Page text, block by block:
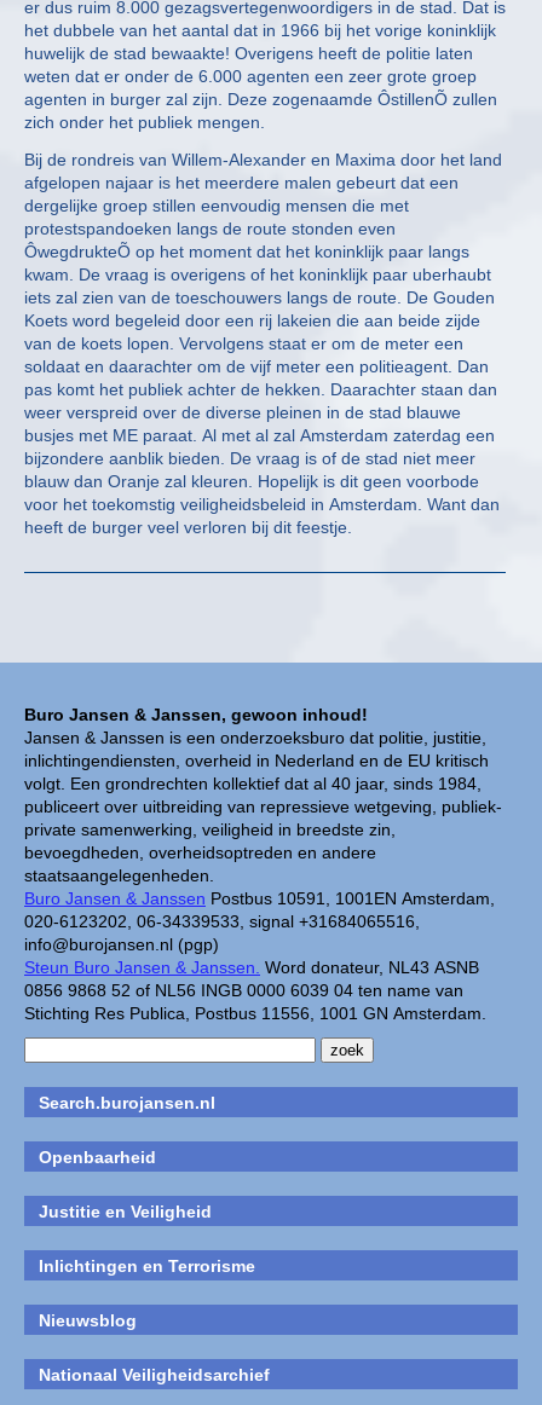
Buro Jansen & Janssen, gewoon inhoud!
Jansen & Janssen is een onderzoeksburo dat politie, justitie,
inlichtingendiensten, overheid in Nederland en de EU kritisch
volgt. Een grondrechten kollektief dat al 40 jaar, sinds 1984,
publiceert over uitbreiding van repressieve wetgeving, publiek-
private samenwerking, veiligheid in breedste zin,
bevoegdheden, overheidsoptreden en andere
staatsaangelegenheden.
Buro Jansen & Janssen Postbus 10591, 1001EN Amsterdam,
020-6123202, 06-34339533, signal +31684065516,
info@burojansen.nl (pgp)
Steun Buro Jansen & Janssen. Word donateur, NL43 ASNB
0856 9868 52 of NL56 INGB 0000 6039 04 ten name van
Stichting Res Publica, Postbus 11556, 1001 GN Amsterdam.
Search.burojansen.nl
Openbaarheid
Justitie en Veiligheid
Inlichtingen en Terrorisme
Nieuwsblog
Nationaal Veiligheidsarchief
er dus ruim 8.000 gezagsvertegenwoordigers in de stad. Dat is
het dubbele van het aantal dat in 1966 bij het vorige koninklijk
huwelijk de stad bewaakte! Overigens heeft de politie laten
weten dat er onder de 6.000 agenten een zeer grote groep
agenten in burger zal zijn. Deze zogenaamde ÔstillenÕ zullen
zich onder het publiek mengen.
Bij de rondreis van Willem-Alexander en Maxima door het land
afgelopen najaar is het meerdere malen gebeurt dat een
dergelijke groep stillen eenvoudig mensen die met
protestspandoeken langs de route stonden even
ÔwegdrukteÕ op het moment dat het koninklijk paar langs
kwam. De vraag is overigens of het koninklijk paar uberhaubt
iets zal zien van de toeschouwers langs de route. De Gouden
Koets word begeleid door een rij lakeien die aan beide zijde
van de koets lopen. Vervolgens staat er om de meter een
soldaat en daarachter om de vijf meter een politieagent. Dan
pas komt het publiek achter de hekken. Daarachter staan dan
weer verspreid over de diverse pleinen in de stad blauwe
busjes met ME paraat. Al met al zal Amsterdam zaterdag een
bijzondere aanblik bieden. De vraag is of de stad niet meer
blauw dan Oranje zal kleuren. Hopelijk is dit geen voorbode
voor het toekomstig veiligheidsbeleid in Amsterdam. Want dan
heeft de burger veel verloren bij dit feestje.